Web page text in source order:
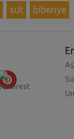
süt biberiye